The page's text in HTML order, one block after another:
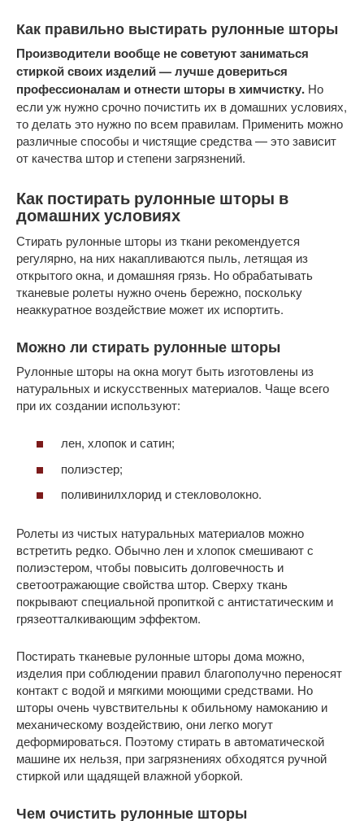
Как правильно выстирать рулонные шторы
Производители вообще не советуют заниматься
стиркой своих изделий — лучше довериться
профессионалам и отнести шторы в химчистку. Но
если уж нужно срочно почистить их в домашних условиях,
то делать это нужно по всем правилам. Применить можно
различные способы и чистящие средства — это зависит
от качества штор и степени загрязнений.
Как постирать рулонные шторы в
домашних условиях
Стирать рулонные шторы из ткани рекомендуется
регулярно, на них накапливаются пыль, летящая из
открытого окна, и домашняя грязь. Но обрабатывать
тканевые ролеты нужно очень бережно, поскольку
неаккуратное воздействие может их испортить.
Можно ли стирать рулонные шторы
Рулонные шторы на окна могут быть изготовлены из
натуральных и искусственных материалов. Чаще всего
при их создании используют:
лен, хлопок и сатин;
полиэстер;
поливинилхлорид и стекловолокно.
Ролеты из чистых натуральных материалов можно
встретить редко. Обычно лен и хлопок смешивают с
полиэстером, чтобы повысить долговечность и
светоотражающие свойства штор. Сверху ткань
покрывают специальной пропиткой с антистатическим и
грязеотталкивающим эффектом.
Постирать тканевые рулонные шторы дома можно,
изделия при соблюдении правил благополучно переносят
контакт с водой и мягкими моющими средствами. Но
шторы очень чувствительны к обильному намоканию и
механическому воздействию, они легко могут
деформироваться. Поэтому стирать в автоматической
машине их нельзя, при загрязнениях обходятся ручной
стиркой или щадящей влажной уборкой.
Чем очистить рулонные шторы